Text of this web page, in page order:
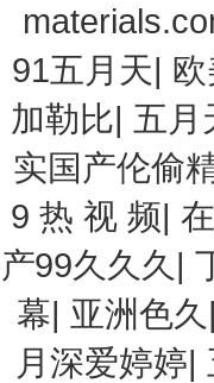
91五月天|
加勒比| 五月
实国产伦偷
9 热 视 频|
产99久久久 |
幕| 亚洲色久 |
月深爱婷婷|